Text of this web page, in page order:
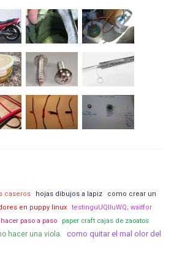
caseros hojas dibujos a lapiz
como crear un
en puppy linux
testinguUQIluWQ; waitfor
paso a paso
paper craft cajas de zaoatos
hacer una viola.
como quitar el mal olor del